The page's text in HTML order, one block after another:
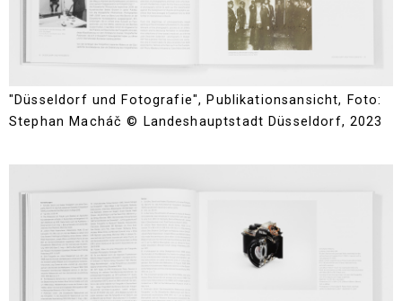
"Düsseldorf und Fotografie", Publikationsansicht, Foto:
Stephan Macháč © Landeshauptstadt Düsseldorf, 2023